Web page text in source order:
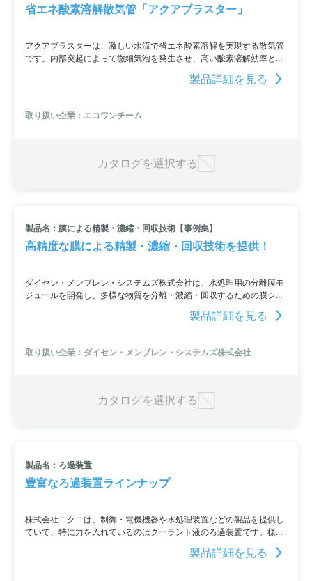
省エネ酸素溶解散気管「アクアブラスター」
アクアブラスターは、激しい水流で省エネ酸素溶解を実現する散気管
です。内部突起によって微細気泡を発生させ、高い酸素溶解効率と強
力な撹拌対流を実現します。既設水槽に導入することで加圧浮上装置
が不要な散気装置として使用可能。酸素溶解効率の向上により、微生
げます。電気消費量の削減、汚泥の削減、CO2の削減、悪臭防止など
の効果もあり。詳細はPDF資料をご覧いただくか、お気軽にお問い合
製品詳細を見る
取り扱い企業：エコワンチーム
カタログを選択する
製品名：膜による精製・濃縮・回収技術【事例集】
高精度な膜による精製・濃縮・回収技術を提供！
ダイセン・メンブレン・システムズ株式会社は、水処理用の分離膜モ
ジュールを開発し、多様な物質を分離・濃縮・回収するための膜シス
テムを提供しています。水溶性ポリマーや染料など、異なる分子量の
物質を含む液中からの精製ニーズが高まっていますが、この膜は100μ
スパイラル膜、TB膜など、バリエーション豊かな膜モジュールを提供
しています。豊富なノウハウと確かな技術により、ニーズに合った膜
製品詳細を見る
取り扱い企業：ダイセン・メンブレン・システムズ株式会社
カタログを選択する
製品名：ろ過装置
豊富なろ過装置ラインナップ
株式会社ニクニは、制御・電機機器や水処理装置などの製品を提供し
ていて、特に力を入れているのはクーラント液のろ過装置です。様々
なろ過方式の製品を取り揃え、工作機械の保護や加工精度の維持、ス
ラッジ廃棄の効率化などに貢献しています。製品詳細を見る